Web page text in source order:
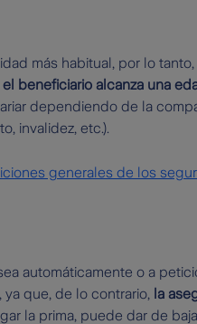
más habitual, por lo
beneficiario alcanza una
dependiendo de la
invalidez, etc.).
generales de los
automáticamente o a
que, de lo contrario, la
la prima, puede dar de